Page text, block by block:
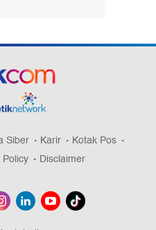
Siber Karir
Kotak Pos
Disclaimer